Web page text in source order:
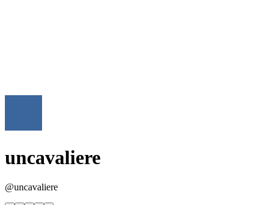
uncavaliere
@uncavaliere